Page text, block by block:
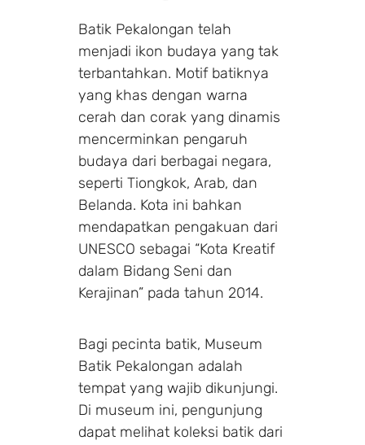
Batik Pekalongan telah
menjadi ikon budaya yang tak
terbantahkan. Motif batiknya
yang khas dengan warna
cerah dan corak yang dinamis
mencerminkan pengaruh
budaya dari berbagai negara,
seperti Tiongkok, Arab, dan
Belanda. Kota ini bahkan
mendapatkan pengakuan dari
UNESCO sebagai “Kota Kreatif
dalam Bidang Seni dan
Kerajinan” pada tahun 2014.
Bagi pecinta batik, Museum
Batik Pekalongan adalah
tempat yang wajib dikunjungi.
Di museum ini, pengunjung
dapat melihat koleksi batik dari